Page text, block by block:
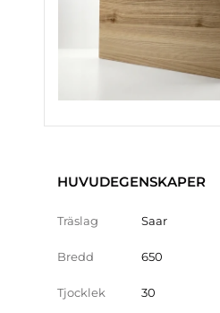
HUVUDEGENSKAPER
Träslag Saar
Bredd 650
Tjocklek 30